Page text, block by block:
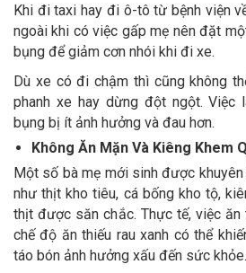
Khi đi taxi hay đi ô-tô từ bệnh viện
ngoài khi có việc gấp mẹ nên đặt
bụng để giảm cơn nhói khi đi xe.
Dù xe có đi chậm thì cũng không
phanh xe hay dừng đột ngột. Việc
bụng bị ít ảnh hưởng và đau hơn.
Không Ăn Mặn Và Kiêng Khem
Một số bà mẹ mới sinh được
như thịt kho tiêu, cá bống kho tộ,
thịt được săn chắc. Thực tế, việc ăn
chế độ ăn thiếu rau xanh có thể
táo bón ảnh hưởng xấu đến sức khỏe.